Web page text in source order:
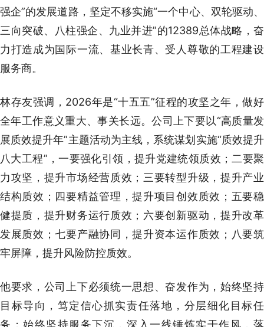
强企”的发展道路，坚定不移实施“一个中心、双轮驱动、
三向突破、八柱强企、九业并进”的12389总体战略，奋
力打造成为国际一流、基业长青、受人尊敬的工程建设
服务商。
林存友强调，2026年是“十五五”征程的攻坚之年，做好
全年工作意义重大、事关长远。公司上下要以“高质量发
展质效提升年”主题活动为主线，系统谋划实施“质效提升
八大工程”，一要强化引领，提升党建统领质效；二要聚
力攻坚，提升市场经营质效；三要转型升级，提升产业
结构质效；四要精益管理，提升项目创效质效；五要稳
健提质，提升财务运行质效；六要创新驱动，提升改革
发展质效；七要产融协同，提升资本运作质效；八要筑
牢屏障，提升风险防控质效。
他要求，公司上下必须统一思想、奋发作为，始终坚持
目标导向，笃定信心抓实责任落地，分层细化目标任
务；始终坚持服务下沉，深入一线锤炼实干作风，落